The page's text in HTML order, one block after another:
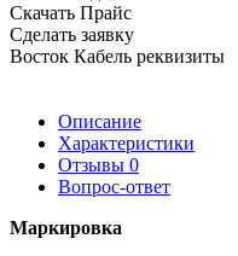
Скачать Прайс
Сделать заявку
Восток Кабель реквизиты
Описание
Характеристики
Отзывы 0
Вопрос-ответ
Маркировка